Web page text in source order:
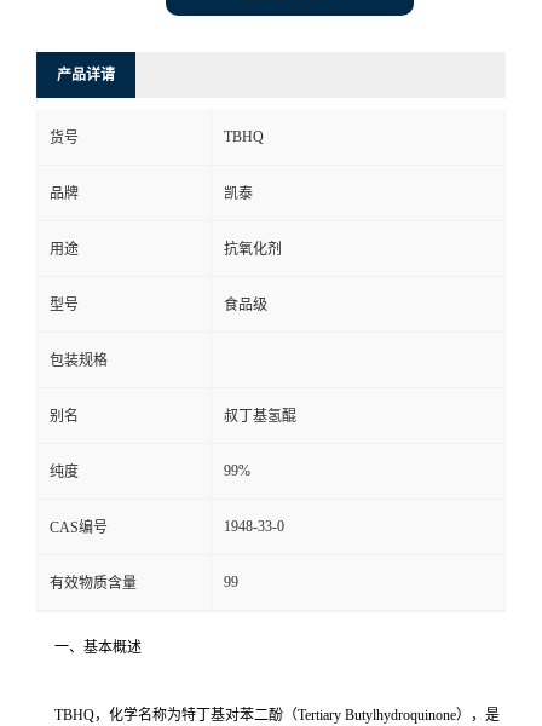
产品详请
货号 TBHQ
品牌 凯泰
用途 抗氧化剂
型号 食品级
包装规格
别名 叔丁基氢醌
纯度 99%
CAS编号 1948-33-0
有效物质含量 99
一、基本概述
TBHQ，化学名称为特丁基对苯二酚（Tertiary Butylhydroquinone），是